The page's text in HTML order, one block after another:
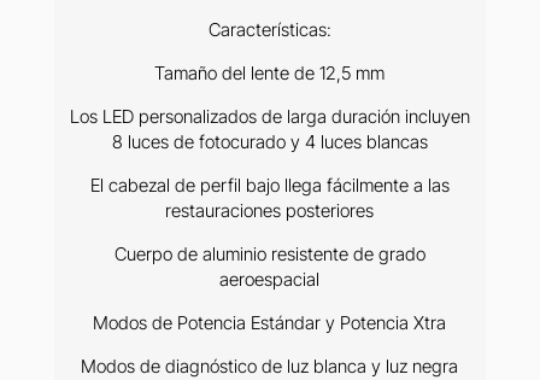
Características:
Tamaño del lente de 12,5 mm
Los LED personalizados de larga duración incluyen
8 luces de fotocurado y 4 luces blancas
El cabezal de perfil bajo llega fácilmente a las
restauraciones posteriores
Cuerpo de aluminio resistente de grado
aeroespacial
Modos de Potencia Estándar y Potencia Xtra
Modos de diagnóstico de luz blanca y luz negra